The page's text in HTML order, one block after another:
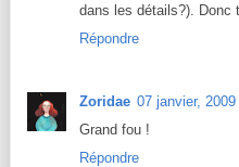
dans les détails?). Donc
Répondre
Zoridae 07 janvier,
Grand fou !
Répondre